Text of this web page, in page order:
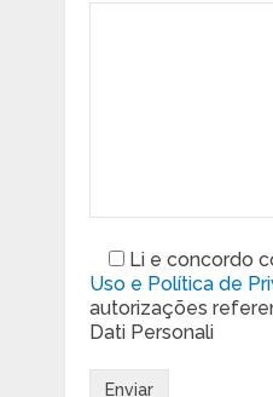
Li e concordo
Uso e Política de
autorizações
Dati Personali